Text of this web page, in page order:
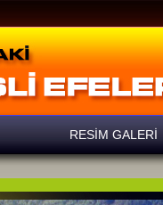
RESİM GALERİ